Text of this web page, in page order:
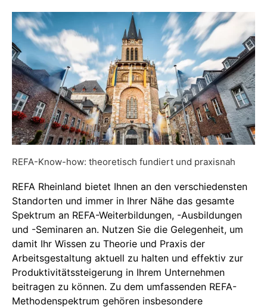
REFA-Know-how: theoretisch fundiert und praxisnah
REFA Rheinland bietet Ihnen an den verschiedensten
Standorten und immer in Ihrer Nähe das gesamte
Spektrum an REFA-Weiterbildungen, -Ausbildungen
und -Seminaren an. Nutzen Sie die Gelegenheit, um
damit Ihr Wissen zu Theorie und Praxis der
Arbeitsgestaltung aktuell zu halten und effektiv zur
Produktivitätssteigerung in Ihrem Unternehmen
beitragen zu können. Zu dem umfassenden REFA-
Methodenspektrum gehören insbesondere